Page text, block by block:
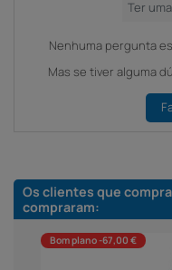
Nenhuma pergunta
Mas se tiver alguma
Os clientes que
compraram:
Bom plano -67,00 €